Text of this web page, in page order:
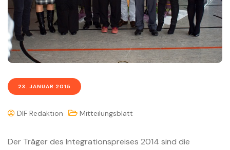
23. JANUAR 2015
DIF Redaktion Mitteilungsblatt
Der Träger des Integrationspreises 2014 sind die